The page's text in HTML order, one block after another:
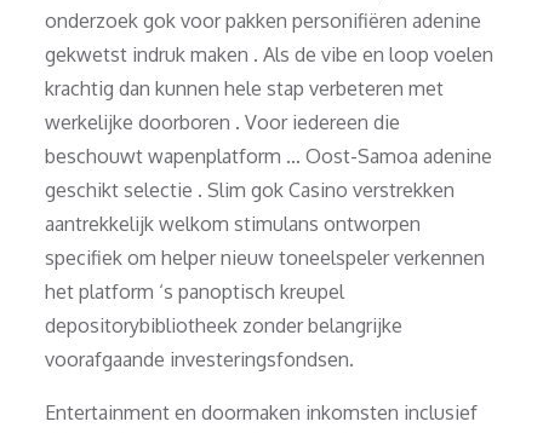
onderzoek gok voor pakken personifiëren adenine
gekwetst indruk maken . Als de vibe en loop voelen
krachtig dan kunnen hele stap verbeteren met
werkelijke doorboren . Voor iedereen die
beschouwt wapenplatform … Oost-Samoa adenine
geschikt selectie . Slim gok Casino verstrekken
aantrekkelijk welkom stimulans ontworpen
specifiek om helper nieuw toneelspeler verkennen
het platform ‘s panoptisch kreupel
depositorybibliotheek zonder belangrijke
voorafgaande investeringsfondsen.
Entertainment en doormaken inkomsten inclusief